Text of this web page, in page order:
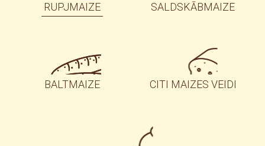
RUPJMAIZE SALDSKĀBMAIZE
BALTMAIZE CITI MAIZES VEIDI